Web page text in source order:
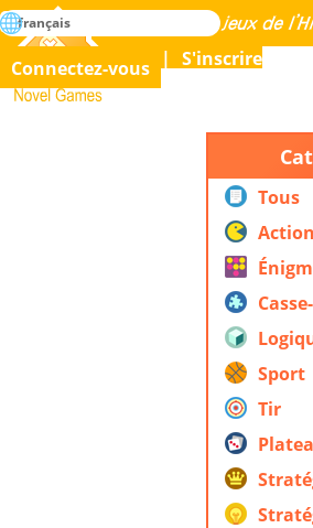
Novel Games
La maîtrise de tous les jeux de l’histoire humaine
rechercher
Connectez-vous S'inscrire
français
Tous
Action
Sport
Tir